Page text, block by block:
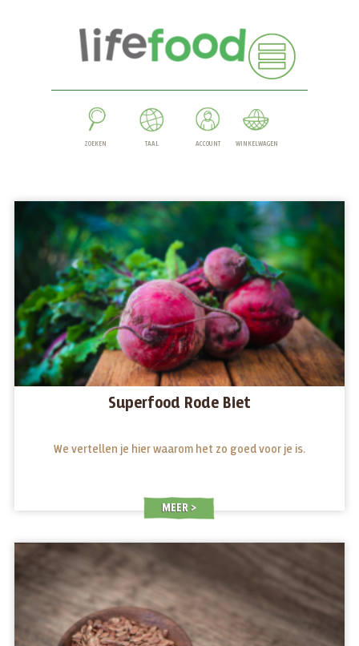
ZOEKEN TAAL ACCOUNT WINKELWAGEN
Superfood Rode Biet
We vertellen je hier waarom het zo goed voor je is.
MEER